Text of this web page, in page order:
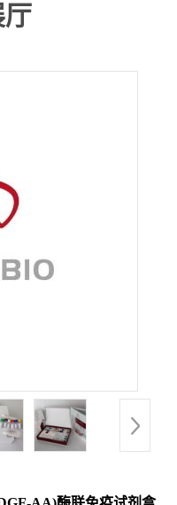
AA)酶联免疫试剂盒
厅